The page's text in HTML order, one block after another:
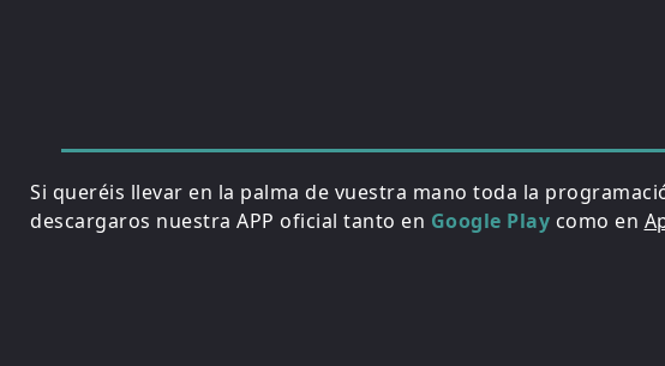
Si queréis llevar en la palma de vuestra mano toda la
descargaros nuestra APP oficial tanto en Google Play como en